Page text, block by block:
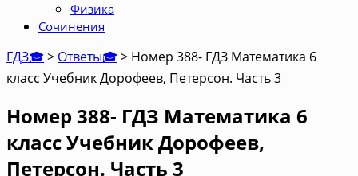
Физика
Сочинения
ГДЗ🎓> Ответы🎓> Номер 388- ГДЗ Математика 6
класс Учебник Дорофеев, Петерсон. Часть 3
Номер 388- ГДЗ Математика 6
класс Учебник Дорофеев,
Петерсон. Часть 3